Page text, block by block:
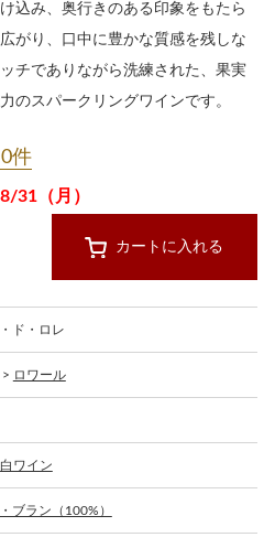
込み、奥行きのある印象をもたら
がり、口中に豊かな質感を残しな
チでありながら洗練された、果実
のスパークリングワインです。
件
31（月）
カートに入れる
ド・ロレ
> ロワール
白ワイン
ブラン（100%）